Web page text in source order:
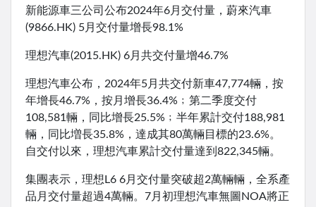
新能源車三公司公布2024年6月交付量，蔚來汽車
(9866.HK) 5月交付量增長98.1%
理想汽車(2015.HK) 6月共交付量增46.7%
理想汽車公布，2024年5月共交付新車47,774輛，按
年增長46.7%，按月增長36.4%﹔第二季度交付
108,581輛，同比增長25.5%﹔半年累計交付188,981
輛，同比増長35.8%，達成其80萬輛目標的23.6%。
自交付以來，理想汽車累計交付量達到822,345輛。
集團表示，理想L6 6月交付量突破超2萬輛輛，全系產
品月交付量超過4萬輛。7月初理想汽車無圖NOA將正